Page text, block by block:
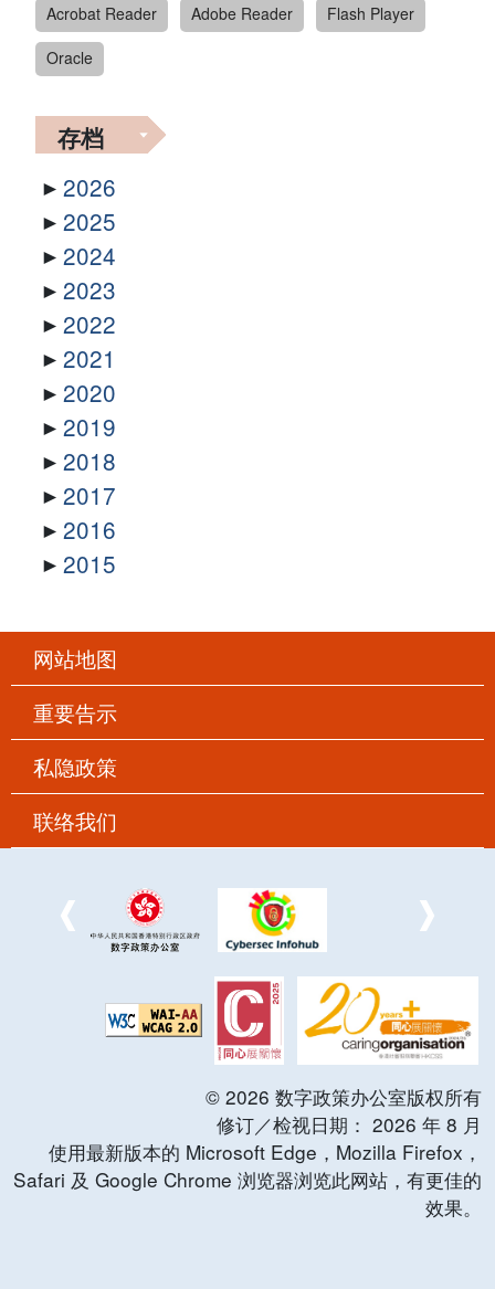
Acrobat Reader
Adobe Reader
Flash Player
Oracle
存档
2026
2025
2024
2023
2022
2021
2020
2019
2018
2017
2016
2015
网站地图
重要告示
私隐政策
联络我们
© 2026 数字政策办公室版权所有
修订／检视日期： 2026 年 8 月
使用最新版本的 Microsoft Edge，Mozilla Firefox，
Safari 及 Google Chrome 浏览器浏览此网站，有更佳的
效果。